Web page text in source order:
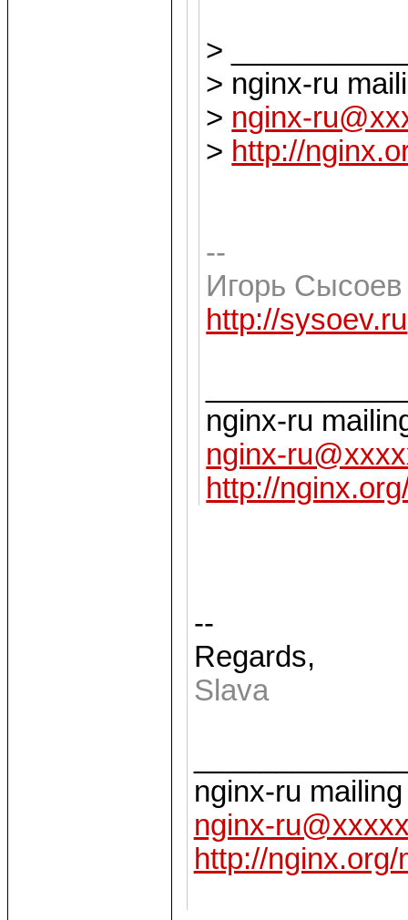
>
> nginx-ru
> nginx-
> http://
--
Игорь Сысоев
http://sysoev.ru
nginx-ru
nginx-
http://
--
Regards,
Slava
nginx-ru
nginx-
http://